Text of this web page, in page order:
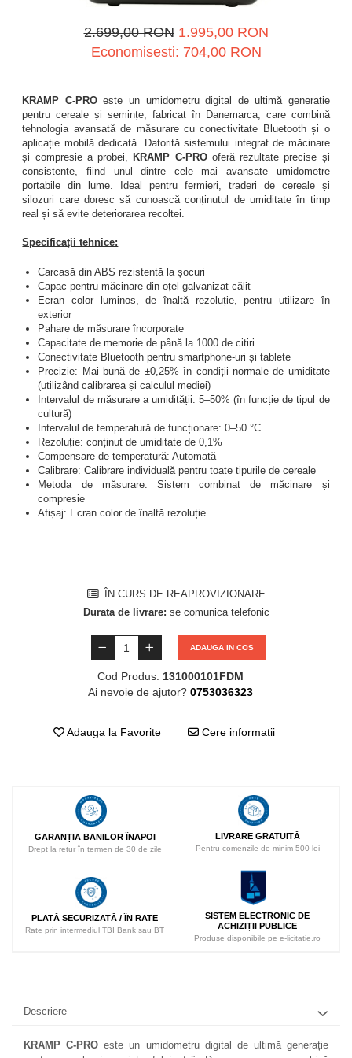
2.699,00 RON 1.995,00 RON
Economisesti: 704,00 RON
KRAMP C-PROeste un umidometru digital de ultimă generație
pentru cereale și semințe, fabricat în Danemarca, care combină
tehnologia avansată de măsurare cu conectivitate Bluetooth și o
aplicație mobilă dedicată. Datorită sistemului integrat de măcinare
și compresie a probei,KRAMP C-PROoferă rezultate precise și
consistente, fiind unul dintre cele mai avansate umidometre
portabile din lume. Ideal pentru fermieri, traderi de cereale și
silozuri care doresc să cunoască conținutul de umiditate în timp
real și să evite deteriorarea recoltei.
Specificații tehnice:
Carcasă din ABS rezistentă la șocuri
Capac pentru măcinare din oțel galvanizat călit
Ecran color luminos, de înaltă rezoluție, pentru utilizare în
exterior
Pahare de măsurare încorporate
Capacitate de memorie de până la 1000 de citiri
Conectivitate Bluetooth pentru smartphone-uri și tablete
Precizie: Mai bună de ±0,25% în condiții normale de umiditate
(utilizând calibrarea și calculul mediei)
Intervalul de măsurare a umidității: 5–50% (în funcție de tipul de
cultură)
Intervalul de temperatură de funcționare: 0–50 °C
Rezoluție: conținut de umiditate de 0,1%
Compensare de temperatură: Automată
Calibrare: Calibrare individuală pentru toate tipurile de cereale
Metoda de măsurare: Sistem combinat de măcinare și
compresie
Afișaj: Ecran color de înaltă rezoluție
ÎN CURS DE REAPROVIZIONARE
Durata de livrare: se comunica telefonic
ADAUGA IN COS
Cod Produs: 131000101FDM
Ai nevoie de ajutor? 0753036323
Adauga la Favorite Cere informatii
GARANȚIA BANILOR ÎNAPOI
Drept la retur în termen de 30 de zile
LIVRARE GRATUITĂ
Pentru comenzile de minim 500 lei
PLATĂ SECURIZATĂ / ÎN RATE
Rate prin intermediul TBI Bank sau BT
SISTEM ELECTRONIC DE
ACHIZIȚII PUBLICE
Produse disponibile pe e-licitatie.ro
Descriere
KRAMP C-PRO este un umidometru digital de ultimă generație